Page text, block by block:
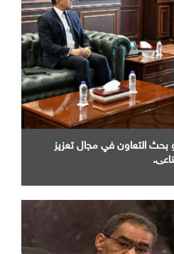
بحث التعاون في مجال تعزيز